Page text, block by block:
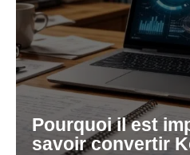
Pourquoi il est
savoir convertir